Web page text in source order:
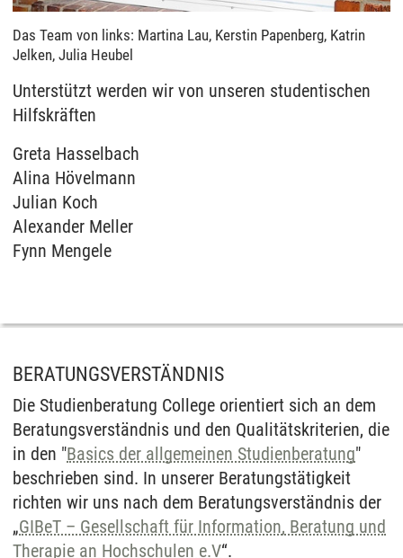
Das Team von links: Martina Lau, Kerstin Papenberg, Katrin
Jelken, Julia Heubel
Unterstützt werden wir von unseren studentischen
Hilfskräften
Greta Hasselbach
Alina Hövelmann
Julian Koch
Alexander Meller
Fynn Mengele
BERATUNGSVERSTÄNDNIS
Die Studienberatung College orientiert sich an dem
Beratungsverständnis und den Qualitätskriterien, die
in den "Basics der allgemeinen Studienberatung"
beschrieben sind. In unserer Beratungstätigkeit
richten wir uns nach dem Beratungsverständnis der
„GIBeT – Gesellschaft für Information, Beratung und
Therapie an Hochschulen e.V“.